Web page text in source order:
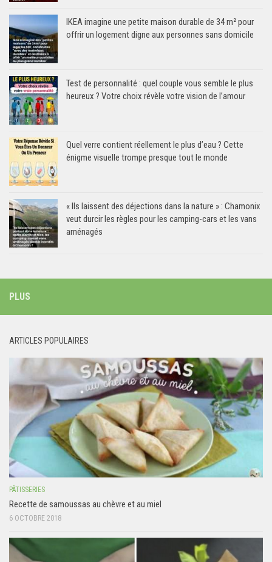
IKEA imagine une petite maison durable de 34 m² pour
offrir un logement digne aux personnes sans domicile
Test de personnalité : quel couple vous semble le plus
heureux ? Votre choix révèle votre vision de l’amour
Quel verre contient réellement le plus d’eau ? Cette
énigme visuelle trompe presque tout le monde
« Ils laissent des déjections dans la nature » : Chamonix
veut durcir les règles pour les camping-cars et les vans
aménagés
PLUS
ARTICLES POPULAIRES
PÂTISSERIES
Recette de samoussas au chèvre et au miel
6 OCTOBRE 2018